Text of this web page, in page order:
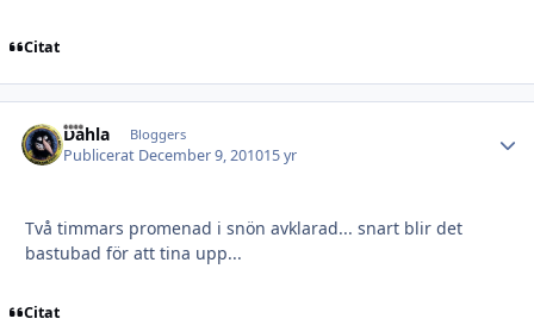
Citat
Dahla Bloggers
Publicerat December 9, 201015 yr
Två timmars promenad i snön avklarad... snart blir det
bastubad för att tina upp...
Citat